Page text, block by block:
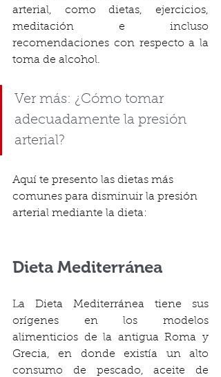
arterial, como dietas, ejercicios,
meditación e incluso
recomendaciones con respecto a la
toma de alcohol.
Ver más: ¿Cómo tomar
adecuadamente la presión
arterial?
Aquí te presento las dietas más
comunes para disminuir la presión
arterial mediante la dieta:
Dieta Mediterránea
La Dieta Mediterránea tiene sus
orígenes en los modelos
alimenticios de la antigua Roma y
Grecia, en donde existía un alto
consumo de pescado, aceite de